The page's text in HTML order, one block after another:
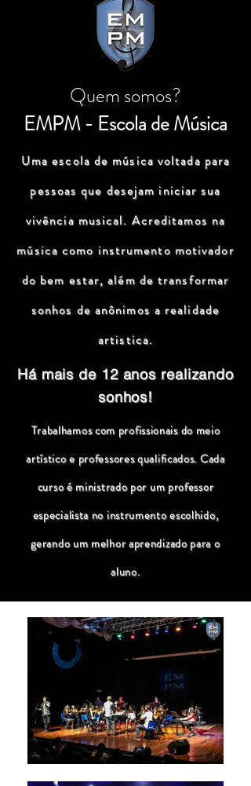
Quem somos?
EMPM - Escola de Música
Uma escola de música voltada para
pessoas que desejam iniciar sua
vivência musical. Acreditamos na
música como instrumento motivador
do bem estar, além de transformar
sonhos de anônimos a realidade
artistica.
Há mais de 12 anos realizando
sonhos!
Trabalhamos com profissionais do meio
artístico e professores qualificados. Cada
curso é ministrado por um professor
especialista no instrumento escolhido,
gerando um melhor aprendizado para o
aluno.